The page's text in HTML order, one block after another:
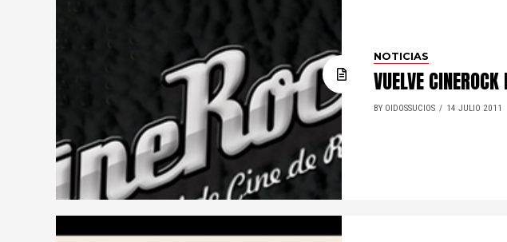
NOTICIAS
VUELVE
BY OIDOSSUCIOS 14 JULIO 2011